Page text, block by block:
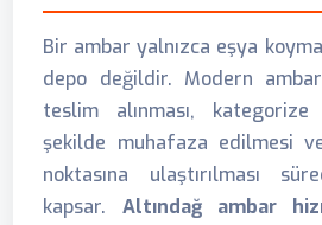
Bir ambar yalnızca eşya
depo değildir. Modern
teslim alınması,
şekilde muhafaza edilmesi
noktasına ulaştırılması
kapsar. Altındağ ambar